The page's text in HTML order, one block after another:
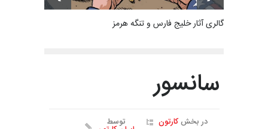
گالری آثار خلیج فارس و تنگه هرمز
سانسور
در بخشکارتون توسط